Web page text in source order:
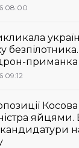
08:00
приманка
09:12
яйцями.